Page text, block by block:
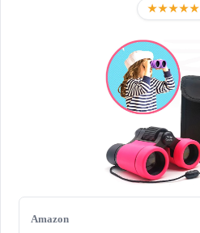
★★★★★
Amazon